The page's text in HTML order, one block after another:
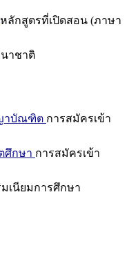
หลักสูตรที่เปิดสอน (ภาษา
าชาติ
าบัณฑิต การสมัครเข้า
ศึกษา การสมัครเข้า
เนียมการศึกษา